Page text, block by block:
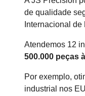
de qualidade
Internacional
Atendemos 12
500.000 peças
Por exemplo,
industrial nos